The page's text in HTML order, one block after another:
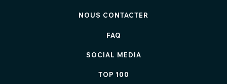
NOUS CONTACTER
FAQ
SOCIAL MEDIA
TOP 100